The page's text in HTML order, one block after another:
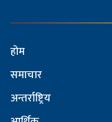
होम
समाचार
अन्तर्राष्ट्रिय